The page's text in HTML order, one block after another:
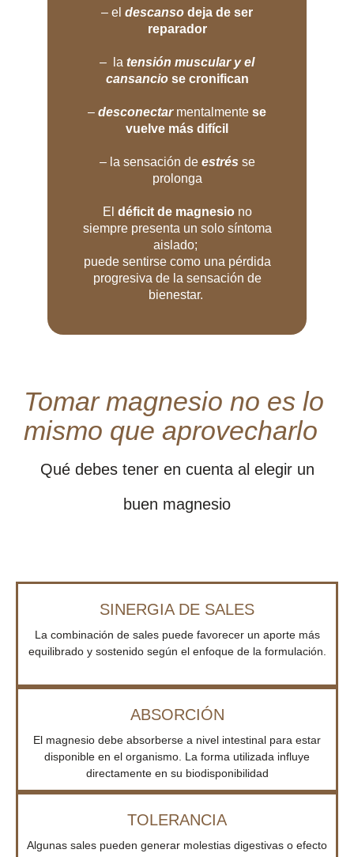
– el descanso deja de ser
reparador
– la tensión muscular y el
cansancio se cronifican
– desconectar mentalmente se
vuelve más difícil
– la sensación de estrés se
prolonga
El déficit de magnesiono
siempre presenta un solo síntoma
aislado;
puede sentirse como una pérdida
progresiva de la sensación de
bienestar.
Tomar magnesio no es lo
mismo que aprovecharlo
Qué debes tener en cuenta al elegir un
buen magnesio
SINERGIA DE SALES
La combinación de sales puede favorecer un aporte más
equilibrado y sostenido según el enfoque de la formulación.
ABSORCIÓN
El magnesio debe absorberse a nivel intestinal para estar
disponible en el organismo. La forma utilizada influye
directamente en su biodisponibilidad
TOLERANCIA
Algunas sales pueden generar molestias digestivas o efecto